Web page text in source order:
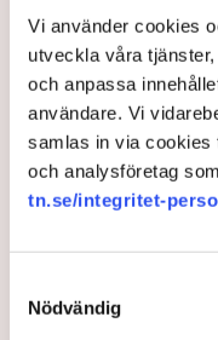
Vi använder cookies
utveckla våra
och anpassa
användare. Vi
samlas in via cookies
och analysföretag
tn.se/integritet-
Nödvändig
kring pensionerna.